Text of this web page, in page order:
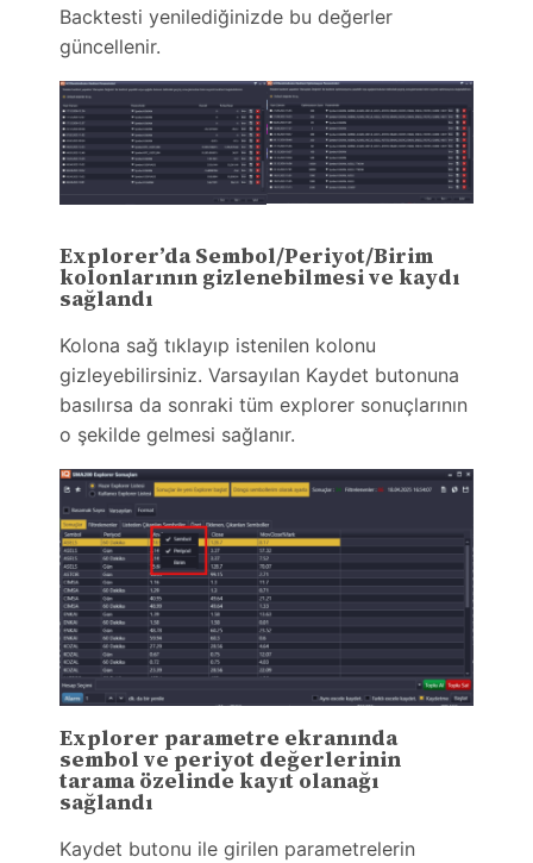
Backtesti yenilediğinizde bu değerler
güncellenir.
Explorer’da Sembol/Periyot/Birim
kolonlarının gizlenebilmesi ve kaydı
sağlandı
Kolona sağ tıklayıp istenilen kolonu
gizleyebilirsiniz. Varsayılan Kaydet butonuna
basılırsa da sonraki tüm explorer sonuçlarının
o şekilde gelmesi sağlanır.
Explorer parametre ekranında
sembol ve periyot değerlerinin
tarama özelinde kayıt olanağı
sağlandı
Kaydet butonu ile girilen parametrelerin